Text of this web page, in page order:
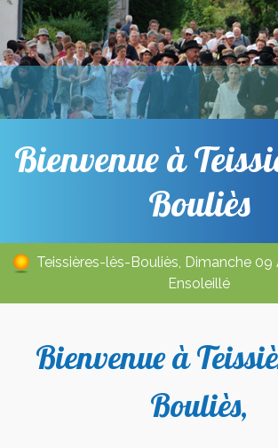
Bienvenue à
Bouliès
Teissières-lès-Bouliès, Dimanche 09
Ensoleillé
Bienvenue à
Bouliès,